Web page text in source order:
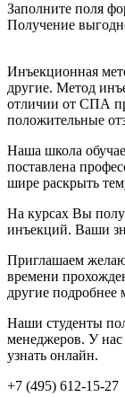
Заполните поля
Получение
Инъекционная
другие. Метод
отличии от СПА
положительные
Наша школа
поставлена
шире раскрыть
На курсах Вы
инъекций. Ваши
Приглашаем
времени
другие подробнее
Наши студенты
менеджеров. У
узнать онлайн.
+7 (495) 612-15-27